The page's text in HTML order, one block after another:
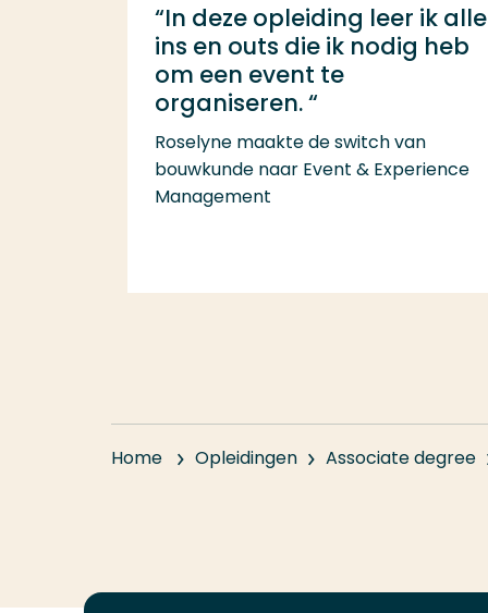
“In deze opleiding leer ik alle
ins en outs die ik nodig heb
om een event te
organiseren. “
Roselyne maakte de switch van
bouwkunde naar Event & Experience
Management
Home Opleidingen Associate degree